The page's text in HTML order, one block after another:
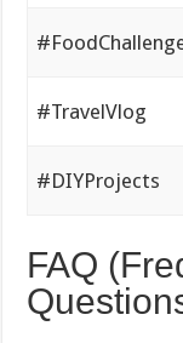
#TravelVlog
#DIYProjects
FAQ